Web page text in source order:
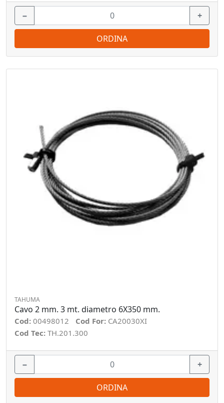
− +
ORDINA
TAHUMA
Cavo 2 mm. 3 mt. diametro 6X350 mm.
Cod: 00498012 Cod For: CA20030XI
Cod Tec: TH.201.300
− +
ORDINA